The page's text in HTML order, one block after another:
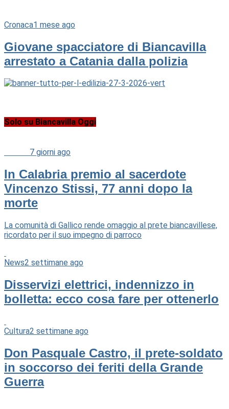
Cronaca1 mese ago
Giovane spacciatore di Biancavilla
arrestato a Catania dalla polizia
Solo su Biancavilla Oggi
7 giorni ago
In Calabria premio al sacerdote
Vincenzo Stissi, 77 anni dopo la
morte
La comunità di Gallico rende omaggio al prete biancavillese,
ricordato per il suo impegno di parroco
News2 settimane ago
Disservizi elettrici, indennizzo in
bolletta: ecco cosa fare per ottenerlo
Cultura2 settimane ago
Don Pasquale Castro, il prete-soldato
in soccorso dei feriti della Grande
Guerra